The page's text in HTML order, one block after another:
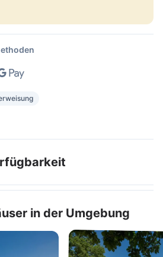
in der Umgebung